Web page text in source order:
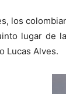
los
lugar de
Lucas Alves.